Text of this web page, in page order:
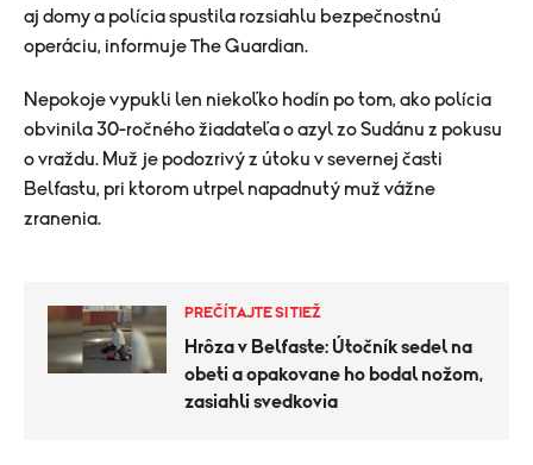
aj domy a polícia spustila rozsiahlu bezpečnostnú
operáciu, informuje The Guardian.
Nepokoje vypukli len niekoľko hodín po tom, ako polícia
obvinila 30-ročného žiadateľa o azyl zo Sudánu z pokusu
o vraždu. Muž je podozrivý z útoku v severnej časti
Belfastu, pri ktorom utrpel napadnutý muž vážne
zranenia.
PREČÍTAJTE SI TIEŽ
Hrôza v Belfaste: Útočník sedel na
obeti a opakovane ho bodal nožom,
zasiahli svedkovia